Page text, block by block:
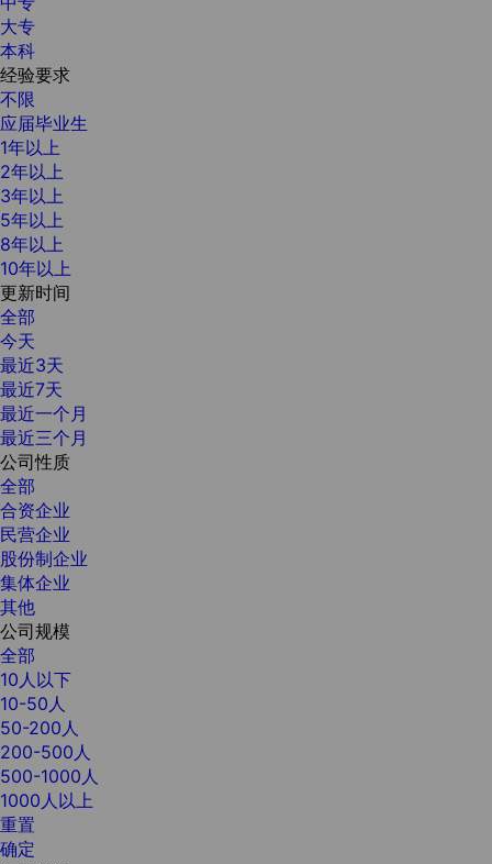
大专
本科
经验要求
不限
应届毕业生
1年以上
2年以上
3年以上
5年以上
8年以上
10年以上
更新时间
全部
今天
最近3天
最近7天
最近一个月
最近三个月
公司性质
全部
合资企业
民营企业
股份制企业
集体企业
其他
公司规模
全部
10人以下
10-50人
50-200人
200-500人
500-1000人
1000人以上
重置
确定